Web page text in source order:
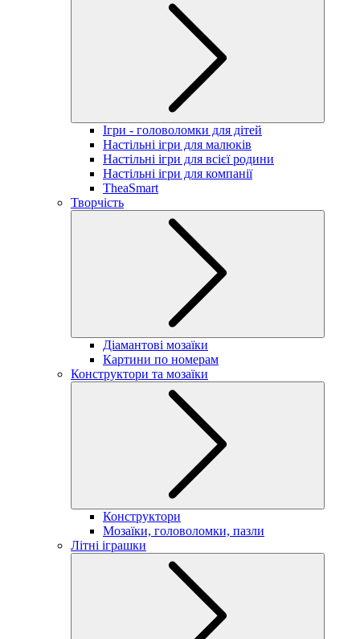
Ігри - головоломки для дітей
Настільні ігри для малюків
Настільні ігри для всієї родини
Настільні ігри для компанії
TheaSmart
Творчість
Діамантові мозаїки
Картини по номерам
Конструктори та мозаїки
Конструктори
Мозаїки, головоломки, пазли
Літні іграшки